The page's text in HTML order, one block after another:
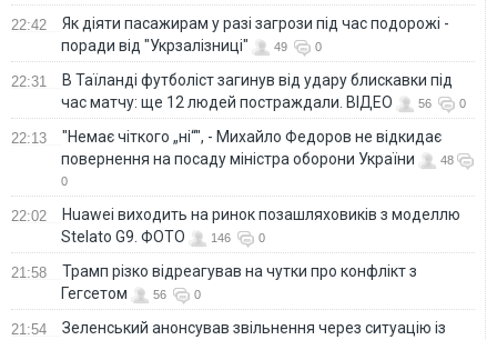
22:42
Як діяти пасажирам у разі загрози під час подорожі -
поради від "Укрзалізниці"
49 0
22:31
В Таїланді футболіст загинув від удару блискавки під
час матчу: ще 12 людей постраждали. ВІДЕО
56 0
22:13
"Немає чіткого „ні“", - Михайло Федоров не відкидає
повернення на посаду міністра оборони України
48
0
22:02
Huawei виходить на ринок позашляховиків з моделлю
Stelato G9. ФОТО
146 0
21:58
Трамп різко відреагував на чутки про конфлікт з
Гегсетом
56 0
21:54
Зеленський анонсував звільнення через ситуацію із